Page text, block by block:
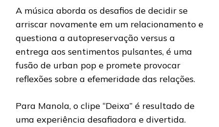
A música aborda os desafios de decidir se
arriscar novamente em um relacionamento e
questiona a autopreservação versus a
entrega aos sentimentos pulsantes, é uma
fusão de urban pop e promete provocar
reflexões sobre a efemeridade das relações.
Para Manola, o clipe “Deixa” é resultado de
uma experiência desafiadora e divertida.